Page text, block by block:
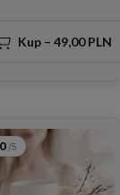
Kup – 49,00 PLN